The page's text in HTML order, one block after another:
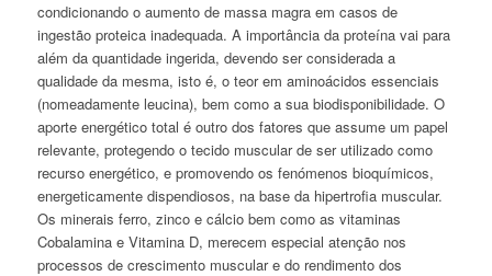
condicionando o aumento de massa magra em casos de
ingestão proteica inadequada. A importância da proteína vai para
além da quantidade ingerida, devendo ser considerada a
qualidade da mesma, isto é, o teor em aminoácidos essenciais
(nomeadamente leucina), bem como a sua biodisponibilidade. O
aporte energético total é outro dos fatores que assume um papel
relevante, protegendo o tecido muscular de ser utilizado como
recurso energético, e promovendo os fenómenos bioquímicos,
energeticamente dispendiosos, na base da hipertrofia muscular.
Os minerais ferro, zinco e cálcio bem como as vitaminas
Cobalamina e Vitamina D, merecem especial atenção nos
processos de crescimento muscular e do rendimento dos